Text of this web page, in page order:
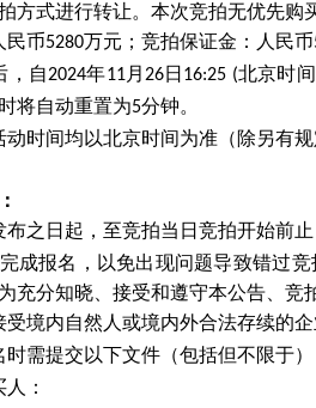
方式进行转让。本次竞拍无优先购
民币5280万元；竞拍保证金：人民币
，自2024年11 月 26日 16:25 (北京时间
将自动重置为5分钟。
动时间均以北京时间为准（除另有规
布之日起，至竞拍当日竞拍开始前
成报名，以免出现问题导致错过
充分知晓、接受和遵守本公告、竞
受境内自然人或境内外合法存续的企
时需提交以下文件（包括但不限于）
：